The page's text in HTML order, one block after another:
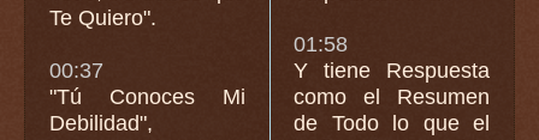
Te Quiero".
00:37
"Tú Conoces Mi
Debilidad",
01:58
Y tiene Respuesta
como el Resumen
de Todo lo que el